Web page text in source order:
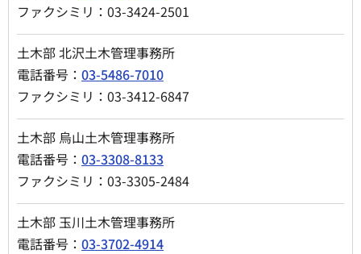
ファクシミリ：03-3424-2501
土木部 北沢土木管理事務所
電話番号： 03-5486-7010
ファクシミリ：03-3412-6847
土木部 烏山土木管理事務所
電話番号： 03-3308-8133
ファクシミリ：03-3305-2484
土木部 玉川土木管理事務所
電話番号： 03-3702-4914